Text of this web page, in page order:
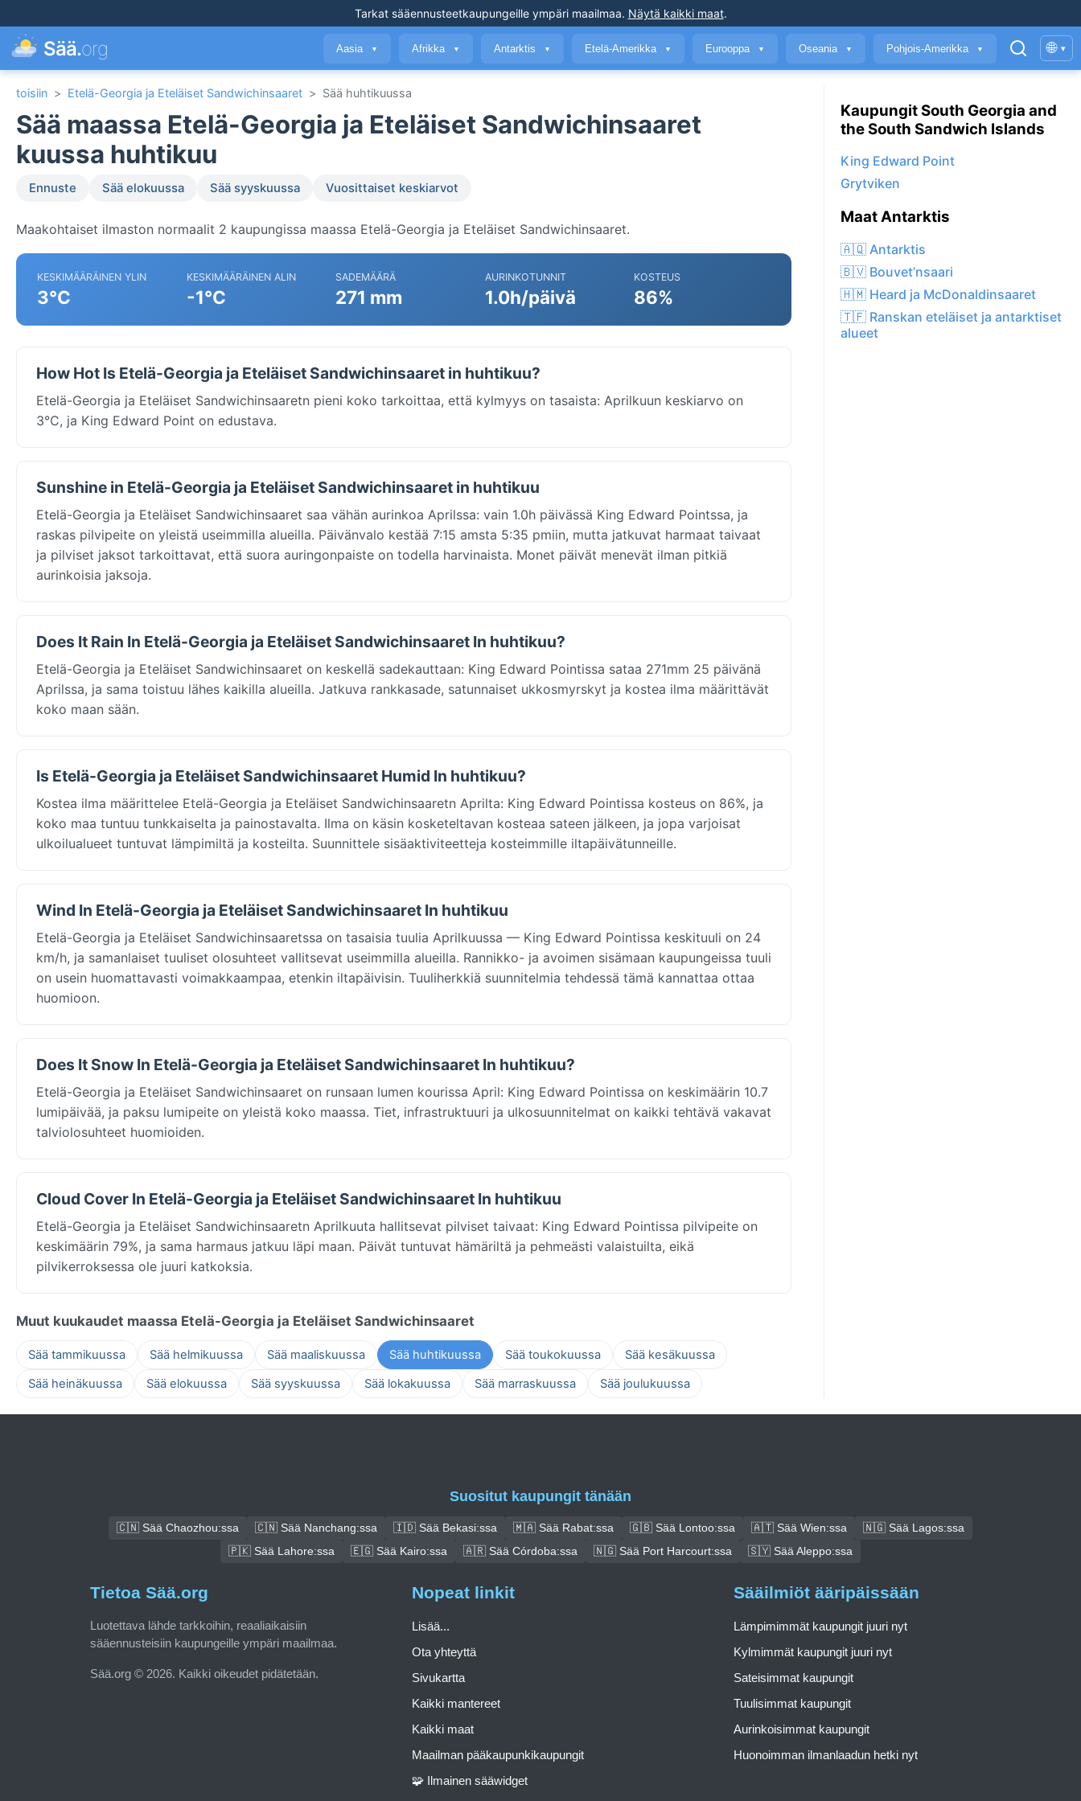
Tarkat sääennusteetkaupungeille ympäri maailmaa. Näytä kaikki maat.
Sää.org Aasia ▼ Afrikka ▼ Antarktis ▼ Etelä-Amerikka ▼ Eurooppa ▼ Oseania ▼ Pohjois-Amerikka ▼ 🌐 ▾
toisiin > Etelä-Georgia ja Eteläiset Sandwichinsaaret > Sää huhtikuussa
Sää maassa Etelä-Georgia ja Eteläiset Sandwichinsaaret
kuussa huhtikuu
Ennuste Sää elokuussa Sää syyskuussa Vuosittaiset keskiarvot
Maakohtaiset ilmaston normaalit 2 kaupungissa maassa Etelä-Georgia ja Eteläiset Sandwichinsaaret.
KESKIMÄÄRÄINEN YLIN
3°C
KESKIMÄÄRÄINEN ALIN
-1°C
SADEMÄÄRÄ
271 mm
AURINKOTUNNIT
1.0h/päivä
KOSTEUS
86%
How Hot Is Etelä-Georgia ja Eteläiset Sandwichinsaaret in huhtikuu?
Etelä-Georgia ja Eteläiset Sandwichinsaaretn pieni koko tarkoittaa, että kylmyys on tasaista: Aprilkuun keskiarvo on
3°C, ja King Edward Point on edustava.
Sunshine in Etelä-Georgia ja Eteläiset Sandwichinsaaret in huhtikuu
Etelä-Georgia ja Eteläiset Sandwichinsaaret saa vähän aurinkoa Aprilssa: vain 1.0h päivässä King Edward Pointssa, ja
raskas pilvipeite on yleistä useimmilla alueilla. Päivänvalo kestää 7:15 amsta 5:35 pmiin, mutta jatkuvat harmaat taivaat
ja pilviset jaksot tarkoittavat, että suora auringonpaiste on todella harvinaista. Monet päivät menevät ilman pitkiä
aurinkoisia jaksoja.
Does It Rain In Etelä-Georgia ja Eteläiset Sandwichinsaaret In huhtikuu?
Etelä-Georgia ja Eteläiset Sandwichinsaaret on keskellä sadekauttaan: King Edward Pointissa sataa 271mm 25 päivänä
Aprilssa, ja sama toistuu lähes kaikilla alueilla. Jatkuva rankkasade, satunnaiset ukkosmyrskyt ja kostea ilma määrittävät
koko maan sään.
Is Etelä-Georgia ja Eteläiset Sandwichinsaaret Humid In huhtikuu?
Kostea ilma määrittelee Etelä-Georgia ja Eteläiset Sandwichinsaaretn Aprilta: King Edward Pointissa kosteus on 86%, ja
koko maa tuntuu tunkkaiselta ja painostavalta. Ilma on käsin kosketeltavan kosteaa sateen jälkeen, ja jopa varjoisat
ulkoilualueet tuntuvat lämpimiltä ja kosteilta. Suunnittele sisäaktiviteetteja kosteimmille iltapäivätunneille.
Wind In Etelä-Georgia ja Eteläiset Sandwichinsaaret In huhtikuu
Etelä-Georgia ja Eteläiset Sandwichinsaaretssa on tasaisia tuulia Aprilkuussa — King Edward Pointissa keskituuli on 24
km/h, ja samanlaiset tuuliset olosuhteet vallitsevat useimmilla alueilla. Rannikko- ja avoimen sisämaan kaupungeissa tuuli
on usein huomattavasti voimakkaampaa, etenkin iltapäivisin. Tuuliherkkiä suunnitelmia tehdessä tämä kannattaa ottaa
huomioon.
Does It Snow In Etelä-Georgia ja Eteläiset Sandwichinsaaret In huhtikuu?
Etelä-Georgia ja Eteläiset Sandwichinsaaret on runsaan lumen kourissa April: King Edward Pointissa on keskimäärin 10.7
lumipäivää, ja paksu lumipeite on yleistä koko maassa. Tiet, infrastruktuuri ja ulkosuunnitelmat on kaikki tehtävä vakavat
talviolosuhteet huomioiden.
Cloud Cover In Etelä-Georgia ja Eteläiset Sandwichinsaaret In huhtikuu
Etelä-Georgia ja Eteläiset Sandwichinsaaretn Aprilkuuta hallitsevat pilviset taivaat: King Edward Pointissa pilvipeite on
keskimäärin 79%, ja sama harmaus jatkuu läpi maan. Päivät tuntuvat hämäriltä ja pehmeästi valaistuilta, eikä
pilvikerroksessa ole juuri katkoksia.
Muut kuukaudet maassa Etelä-Georgia ja Eteläiset Sandwichinsaaret
Sää tammikuussa Sää helmikuussa Sää maaliskuussa Sää huhtikuussa Sää toukokuussa
Sää kesäkuussa
Sää heinäkuussa
Sää elokuussa Sää syyskuussa Sää lokakuussa Sää marraskuussa Sää joulukuussa
Kaupungit South Georgia and
the South Sandwich Islands
King Edward Point
Grytviken
Maat Antarktis
🇦🇶 Antarktis
🇧🇻 Bouvet’nsaari
🇭🇲 Heard ja McDonaldinsaaret
🇹🇫 Ranskan eteläiset ja antarktiset
alueet
Suositut kaupungit tänään
🇨🇳 Sää Chaozhou:ssa 🇨🇳 Sää Nanchang:ssa 🇮🇩 Sää Bekasi:ssa 🇲🇦 Sää Rabat:ssa 🇬🇧 Sää Lontoo:ssa 🇦🇹 Sää Wien:ssa
🇳🇬 Sää Lagos:ssa
🇵🇰 Sää Lahore:ssa
🇪🇬 Sää Kairo:ssa 🇦🇷 Sää Córdoba:ssa 🇳🇬 Sää Port Harcourt:ssa 🇸🇾 Sää Aleppo:ssa
Tietoa Sää.org
Luotettava lähde tarkkoihin, reaaliaikaisiin
sääennusteisiin kaupungeille ympäri maailmaa.
Sää.org © 2026. Kaikki oikeudet pidätetään.
Nopeat linkit
Lisää...
Ota yhteyttä
Sivukartta
Kaikki mantereet
Kaikki maat
Maailman pääkaupunkikaupungit
🧩 Ilmainen sääwidget
Sääilmiöt ääripäissään
Lämpimimmät kaupungit juuri nyt
Kylmimmät kaupungit juuri nyt
Sateisimmat kaupungit
Tuulisimmat kaupungit
Aurinkoisimmat kaupungit
Huonoimman ilmanlaadun hetki nyt